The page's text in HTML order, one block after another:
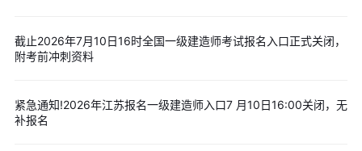
建设工程项目施工管理工作满3 年。
(3)取得工学门类、管理科学与工程类专业与工程类专业硕士学
(4)取得工学门类、管理科学与工程类专业博士学位，从事建设
工程项目施工管理工作满1 年。
截止2026年7月10日16时全国一级建造师考试报名入口正式关闭，
附考前冲刺资料
紧急通知!2026年江苏报名一级建造师入口7 月10日16:00关闭，无
补报名